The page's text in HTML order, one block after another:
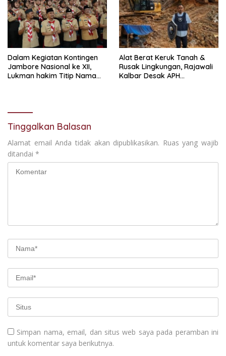
Dalam Kegiatan Kontingen
Jambore Nasional ke XII,
Lukman hakim Titip Nama
Alat Berat Keruk Tanah &
Rusak Lingkungan, Rajawali
Kalbar Desak APH
Tinggalkan Balasan
Alamat email Anda tidak akan dipublikasikan. Ruas yang wajib
ditandai *
Simpan nama, email, dan situs web saya pada peramban ini
untuk komentar saya berikutnya.